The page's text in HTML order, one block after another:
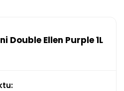
Double Ellen Purple 1L